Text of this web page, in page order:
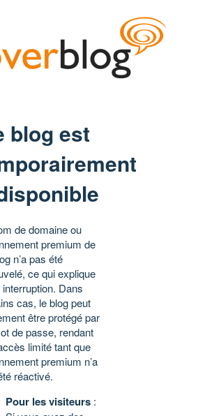
blog est
de domaine ou
premium de
n’a pas été
ce qui explique
Dans
cas, le blog peut
être protégé par
de passe, rendant
limité tant que
premium n’a
réactivé.
Pour les visiteurs :